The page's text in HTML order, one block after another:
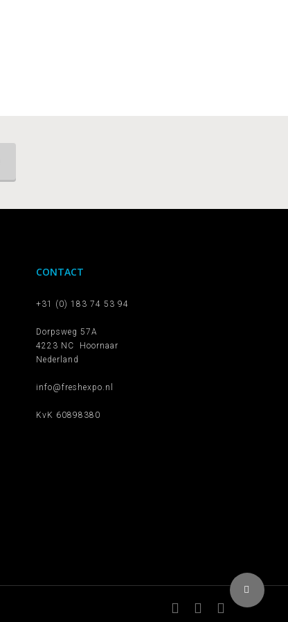
Share
CONTACT
+31 (0) 183 74 53 94
Dorpsweg 57A
4223 NC Hoornaar
Nederland
info@freshexpo.nl
KvK 60898380
facebookpinterestlinkedin